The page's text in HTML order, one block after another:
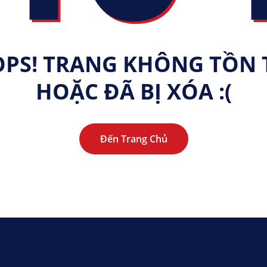
TRANG KHÔNG TỒN
HOẶC ĐÃ BỊ XÓA :(
Đến Trang Chủ
Đến Trang Chủ